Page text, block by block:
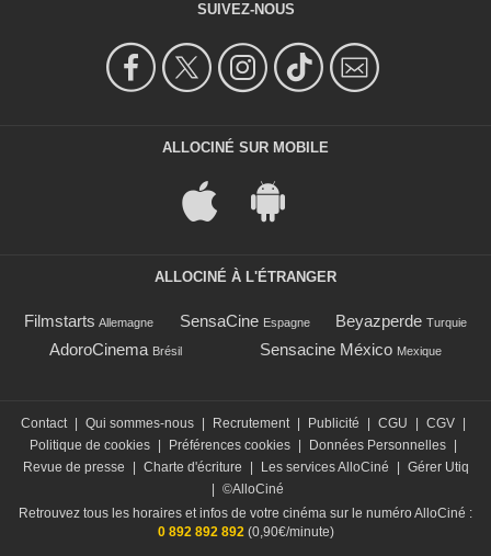
SUIVEZ-NOUS
ALLOCINÉ SUR MOBILE
ALLOCINÉ À L'ÉTRANGER
Filmstarts Allemagne SensaCine Espagne Beyazperde Turquie
AdoroCinema Brésil Sensacine México Mexique
Contact Qui sommes-nous Recrutement Publicité CGU CGV
Politique de cookies
Préférences cookies Données Personnelles
Revue de presse
Charte d'écriture Les services AlloCiné
Gérer Utiq
©AlloCiné
Retrouvez tous les horaires et infos de votre cinéma sur le numéro AlloCiné :
0 892 892 892(0,90€/minute)